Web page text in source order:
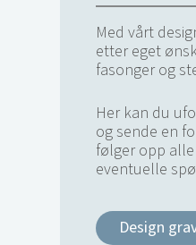
Med vårt
etter eget
fasonger og
Her kan du
og sende en
følger opp
eventuelle
Design